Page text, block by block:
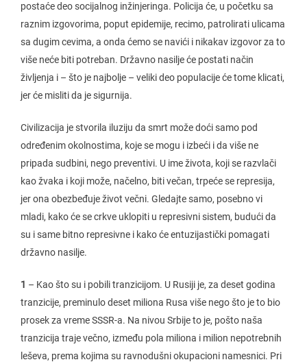
postaće deo socijalnog inžinjeringa. Policija će, u početku sa
raznim izgovorima, poput epidemije, recimo, patrolirati ulicama
sa dugim cevima, a onda ćemo se navići i nikakav izgovor za to
više neće biti potreban. Državno nasilje će postati način
življenja i – što je najbolje – veliki deo populacije će tome klicati,
jer će misliti da je sigurnija.
Civilizacija je stvorila iluziju da smrt može doći samo pod
određenim okolnostima, koje se mogu i izbeći i da više ne
pripada sudbini, nego preventivi. U ime života, koji se razvlači
kao žvaka i koji može, načelno, biti večan, trpeće se represija,
jer ona obezbeđuje život večni. Gledajte samo, posebno vi
mladi, kako će se crkve uklopiti u represivni sistem, budući da
su i same bitno represivne i kako će entuzijastički pomagati
državno nasilje.
1 – Kao što su i pobili tranzicijom. U Rusiji je, za deset godina
tranzicije, preminulo deset miliona Rusa više nego što je to bio
prosek za vreme SSSR-a. Na nivou Srbije to je, pošto naša
tranzicija traje večno, između pola miliona i milion nepotrebnih
leševa, prema kojima su ravnodušni okupacioni namesnici. Pri